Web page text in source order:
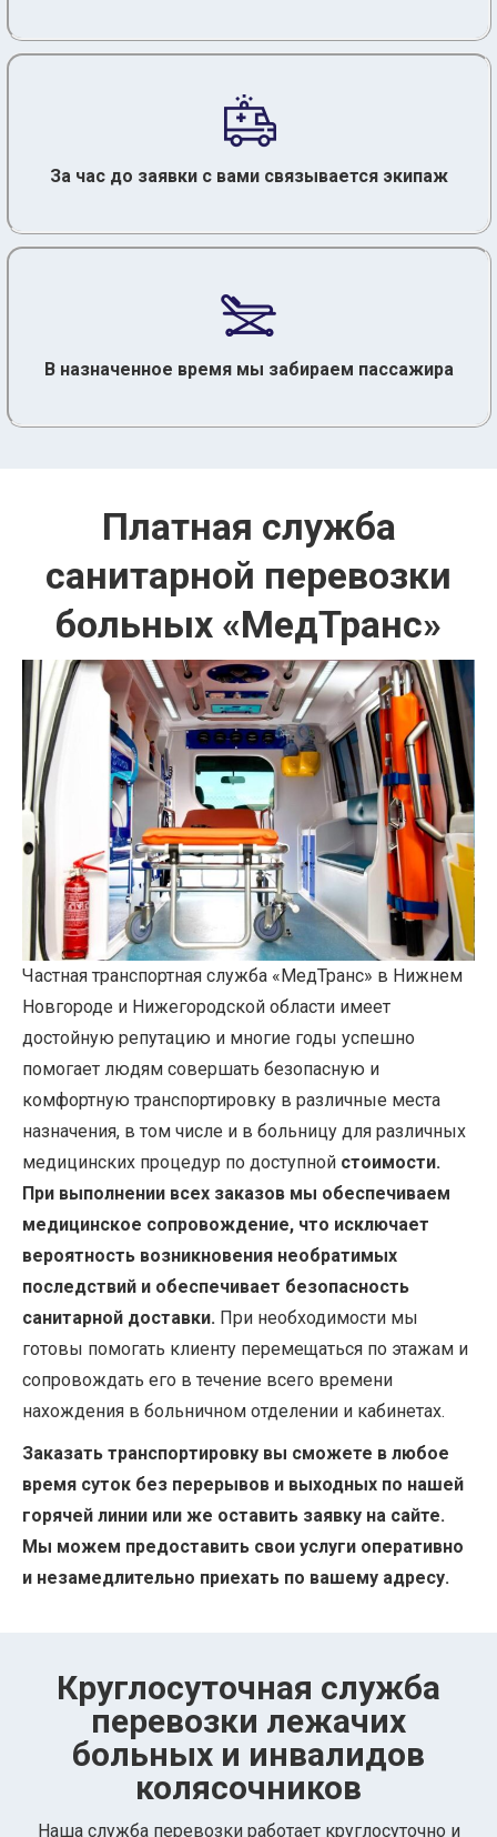
За час до заявки с вами связывается экипаж
В назначенное время мы забираем пассажира
Платная служба
санитарной перевозки
больных «МедТранс»
Частная транспортная служба «МедТранс» в Нижнем
Новгороде и Нижегородской области имеет
достойную репутацию и многие годы успешно
помогает людям совершать безопасную и
комфортную транспортировку в различные места
назначения, в том числе и в больницу для различных
медицинских процедур по доступной стоимости.
При выполнении всех заказов мы обеспечиваем
медицинское сопровождение, что исключает
вероятность возникновения необратимых
последствий и обеспечивает безопасность
санитарной доставки. При необходимости мы
готовы помогать клиенту перемещаться по этажам и
сопровождать его в течение всего времени
нахождения в больничном отделении и кабинетах.
Заказать транспортировку вы сможете в любое
время суток без перерывов и выходных по нашей
горячей линии или же оставить заявку на сайте.
Мы можем предоставить свои услуги оперативно
и незамедлительно приехать по вашему адресу.
Круглосуточная служба
перевозки лежачих
больных и инвалидов
колясочников
Наша служба перевозки работает круглосуточно и